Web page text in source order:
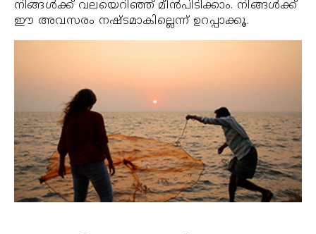
നിങ്ങള്‍ക്ക് വലയെറിഞ്ഞ് മീന്‍പിടിക്കാം. നിങ്ങള്‍ക്ക്
ഈ അവസരം നഷ്ടമാകില്ലെന്ന് ഉറപ്പാക്കൂ.